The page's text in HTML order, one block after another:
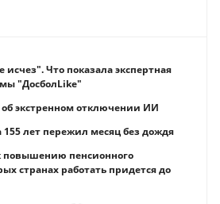
Что показала экспертная
"ДосболLike"
экстренном отключении ИИ
лет пережил месяц без дождя
повышению пенсионного
странах работать придется до